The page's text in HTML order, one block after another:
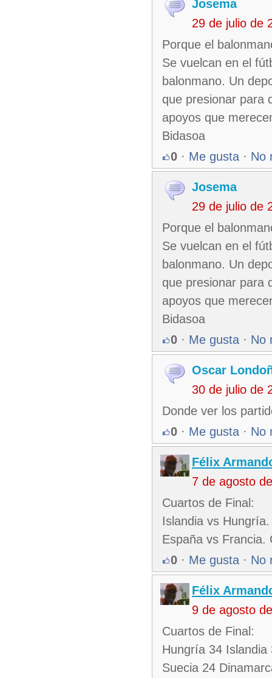
Josema
29 de julio de
Porque el
Se vuelcan en el
balonmano. Un
que presionar para
apoyos que
Bidasoa
0 · Me gusta · No
Josema
29 de julio de
Porque el
Se vuelcan en el
balonmano. Un
que presionar para
apoyos que
Bidasoa
0 · Me gusta · No
Oscar
30 de julio de
Donde ver los
0 · Me gusta · No
Félix
7 de agosto
Cuartos de Final:
Islandia vs
España vs Francia.
0 · Me gusta · No
Félix
9 de agosto
Cuartos de Final:
Hungría 34 Islandia
Suecia 24